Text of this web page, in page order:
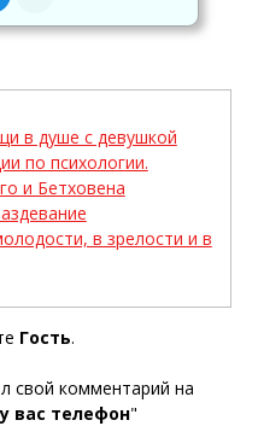
в душе с девушкой
по психологии.
и Бетховена
в зрелости и в
Гость.
свой комментарий на
вас телефон"